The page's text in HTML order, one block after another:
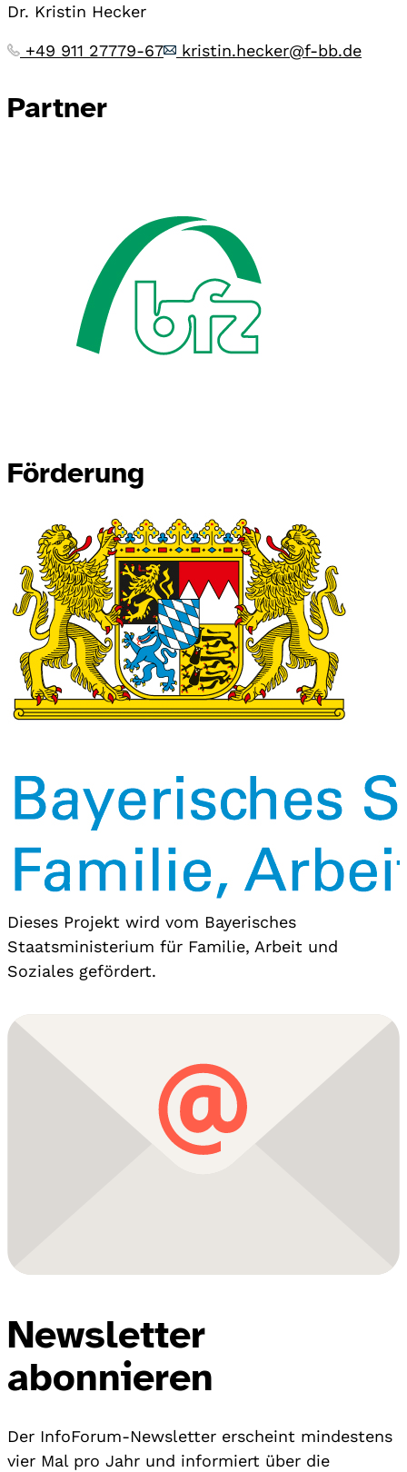
Dr. Kristin Hecker
+49 911 27779-67 kristin.hecker@f-bb.de
Partner
Förderung
Dieses Projekt wird vom Bayerisches
Staatsministerium für Familie, Arbeit und
Soziales gefördert.
Newsletter
abonnieren
Der InfoForum-Newsletter erscheint mindestens
vier Mal pro Jahr und informiert über die